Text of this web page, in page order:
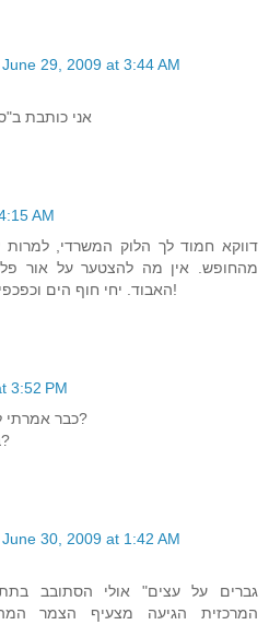
June 29, 2009 at 3:44 AM
אני כותבת
AM
דווקא חמוד לך הלוק המשרדי,
מהחופש. אין מה להצטער על אור
האבוד. יחי חוף הים וכפכפים. בהצחלה בחיי החופש!
3:52 PM
כבר אמרתי לך שהשם של בלוגך גאוני?
בהשראת גברים על עצים?
June 30, 2009 at 1:42 AM
המרכזית הגיעה מצעיף הצמר